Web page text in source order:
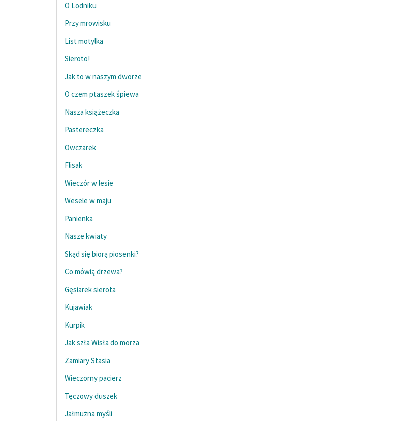
O Lodniku
Przy mrowisku
List motylka
Sieroto!
Jak to w naszym dworze
O czem ptaszek śpiewa
Nasza książeczka
Pastereczka
Owczarek
Flisak
Wieczór w lesie
Wesele w maju
Panienka
Nasze kwiaty
Skąd się biorą piosenki?
Co mówią drzewa?
Gęsiarek sierota
Kujawiak
Kurpik
Jak szła Wisła do morza
Zamiary Stasia
Wieczorny pacierz
Tęczowy duszek
Jałmużna myśli